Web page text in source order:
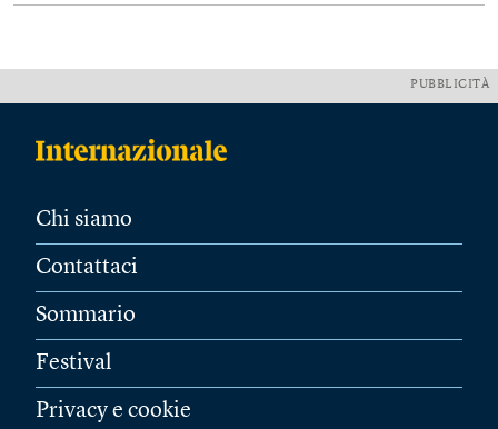
PUBBLICITÀ
Chi siamo
Contattaci
Sommario
Festival
Privacy e cookie